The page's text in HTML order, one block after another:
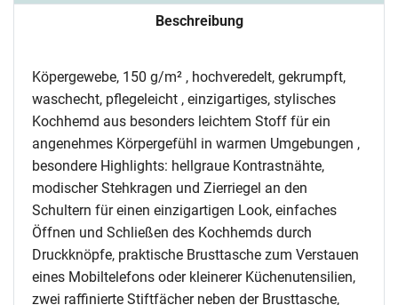
Beschreibung
Köpergewebe, 150 g/m² , hochveredelt, gekrumpft,
waschecht, pflegeleicht , einzigartiges, stylisches
Kochhemd aus besonders leichtem Stoff für ein
angenehmes Körpergefühl in warmen Umgebungen ,
besondere Highlights: hellgraue Kontrastnähte,
modischer Stehkragen und Zierriegel an den
Schultern für einen einzigartigen Look, einfaches
Öffnen und Schließen des Kochhemds durch
Druckknöpfe, praktische Brusttasche zum Verstauen
eines Mobiltelefons oder kleinerer Küchenutensilien,
zwei raffinierte Stiftfächer neben der Brusttasche,